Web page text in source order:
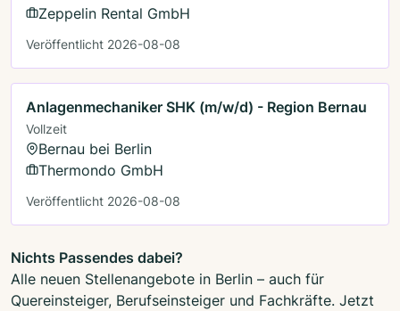
Zeppelin Rental GmbH
Veröffentlicht 2026-08-08
Anlagenmechaniker SHK (m/w/d) - Region Bernau
Vollzeit
Bernau bei Berlin
Thermondo GmbH
Veröffentlicht 2026-08-08
Nichts Passendes dabei?
Alle neuen Stellenangebote in Berlin – auch für
Quereinsteiger, Berufseinsteiger und Fachkräfte. Jetzt